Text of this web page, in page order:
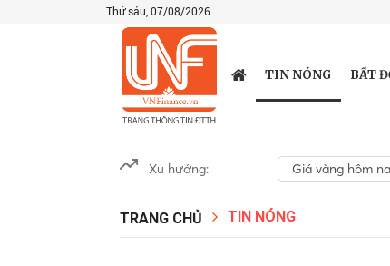
Thứ sáu, 07/08/2026
TIN NÓNG BẤT
Xu hướng: Giá vàng hôm
TRANG CHỦ TIN NÓNG